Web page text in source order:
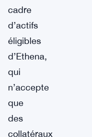
cadre
d’actifs
éligibles
d’Ethena,
qui
n’accepte
que
des
collatéraux